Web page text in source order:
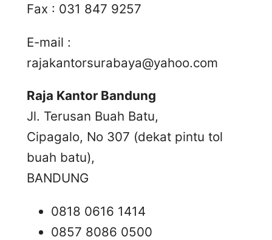
Fax : 031 847 9257
E-mail :
rajakantorsurabaya@yahoo.com
Raja Kantor Bandung
Jl. Terusan Buah Batu,
Cipagalo, No 307 (dekat pintu tol
buah batu),
BANDUNG
0818 0616 1414
0857 8086 0500